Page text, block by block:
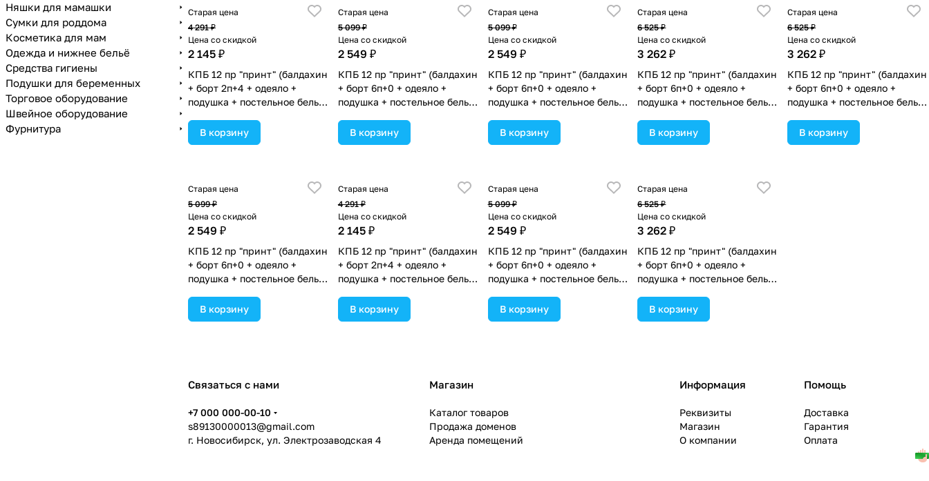
Старая цена
4 291 ₽
Цена со скидкой
2 145 ₽
КПБ 12 пр "принт" (балдахин
+ борт 2п+4 + одеяло +
подушка + постельное белье
(№П209_2а4_02) цвета в
ассортименте.
В корзину
Старая цена
5 099 ₽
Цена со скидкой
2 549 ₽
КПБ 12 пр "принт" (балдахин
+ борт 6п+0 + одеяло +
подушка + постельное белье
(№П209_04) цвета в
ассортименте.
В корзину
Старая цена
5 099 ₽
Цена со скидкой
2 549 ₽
КПБ 12 пр "принт" (балдахин
+ борт 6п+0 + одеяло +
подушка + постельное белье
(№П209_08) цвета в
ассортименте.
В корзину
Старая цена
6 525 ₽
Цена со скидкой
3 262 ₽
КПБ 12 пр "принт" (балдахин
+ борт 6п+0 + одеяло +
подушка + постельное белье
(№П218_03) цвета в
ассортименте.
В корзину
Старая цена
6 525 ₽
Цена со скидкой
3 262 ₽
КПБ 12 пр "принт" (балдахин
+ борт 6п+0 + одеяло +
подушка + постельное белье
(№П218_02) цвета в
ассортименте.
В корзину
Старая цена
5 099 ₽
Цена со скидкой
2 549 ₽
КПБ 12 пр "принт" (балдахин
+ борт 6п+0 + одеяло +
подушка + постельное белье
цвета в ассортименте.
В корзину
Старая цена
4 291 ₽
Цена со скидкой
2 145 ₽
КПБ 12 пр "принт" (балдахин
+ борт 2п+4 + одеяло +
подушка + постельное белье
(№П209_2а4_03) цвета в
ассортименте.
В корзину
Старая цена
5 099 ₽
Цена со скидкой
2 549 ₽
КПБ 12 пр "принт" (балдахин
+ борт 6п+0 + одеяло +
подушка + постельное белье
(№П209_07) цвета в
ассортименте.
В корзину
Старая цена
6 525 ₽
Цена со скидкой
3 262 ₽
КПБ 12 пр "принт" (балдахин
+ борт 6п+0 + одеяло +
подушка + постельное белье
цвета в ассортименте.
В корзину
Связаться с нами
+7 000 000-00-10
s89130000013@gmail.com
г. Новосибирск, ул. Электрозаводская 4
Магазин
Каталог товаров
Продажа доменов
Аренда помещений
Информация
Реквизиты
Магазин
О компании
Помощь
Доставка
Гарантия
Оплата
Няшки для мамашки
Сумки для роддома
Косметика для мам
Одежда и нижнее бельё
Средства гигиены
Подушки для беременных
Торговое оборудование
Швейное оборудование
Фурнитура